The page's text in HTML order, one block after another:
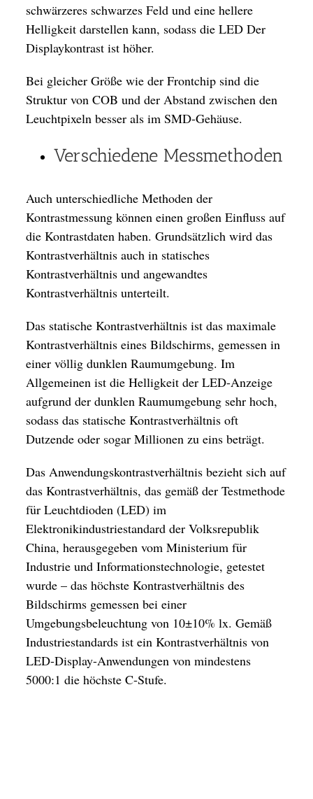
schwärzeres schwarzes Feld und eine hellere
Helligkeit darstellen kann, sodass die LED Der
Displaykontrast ist höher.
Bei gleicher Größe wie der Frontchip sind die
Struktur von COB und der Abstand zwischen den
Leuchtpixeln besser als im SMD-Gehäuse.
Verschiedene Messmethoden
Auch unterschiedliche Methoden der
Kontrastmessung können einen großen Einfluss auf
die Kontrastdaten haben. Grundsätzlich wird das
Kontrastverhältnis auch in statisches
Kontrastverhältnis und angewandtes
Kontrastverhältnis unterteilt.
Das statische Kontrastverhältnis ist das maximale
Kontrastverhältnis eines Bildschirms, gemessen in
einer völlig dunklen Raumumgebung. Im
Allgemeinen ist die Helligkeit der LED-Anzeige
aufgrund der dunklen Raumumgebung sehr hoch,
sodass das statische Kontrastverhältnis oft
Dutzende oder sogar Millionen zu eins beträgt.
Das Anwendungskontrastverhältnis bezieht sich auf
das Kontrastverhältnis, das gemäß der Testmethode
für Leuchtdioden (LED) im
Elektronikindustriestandard der Volksrepublik
China, herausgegeben vom Ministerium für
Industrie und Informationstechnologie, getestet
wurde – das höchste Kontrastverhältnis des
Bildschirms gemessen bei einer
Umgebungsbeleuchtung von 10±10% lx. Gemäß
Industriestandards ist ein Kontrastverhältnis von
LED-Display-Anwendungen von mindestens
5000:1 die höchste C-Stufe.